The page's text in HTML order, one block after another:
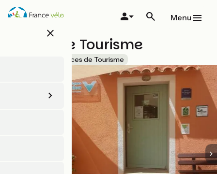
Aller
au
close
Menu
Villecroze Tourisme
Offices de Tourisme